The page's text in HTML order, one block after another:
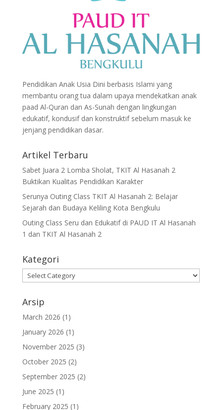
Pendidikan Anak Usia Dini berbasis Islami yang
membantu orang tua dalam upaya mendekatkan anak
paad Al-Quran dan As-Sunah dengan lingkungan
edukatif, kondusif dan konstruktif sebelum masuk ke
jenjang pendidikan dasar.
Artikel Terbaru
Sabet Juara 2 Lomba Sholat, TKIT Al Hasanah 2
Buktikan Kualitas Pendidikan Karakter
Serunya Outing Class TKIT Al Hasanah 2: Belajar
Sejarah dan Budaya Keliling Kota Bengkulu
Outing Class Seru dan Edukatif di PAUD IT Al Hasanah
1 dan TKIT Al Hasanah 2
Kategori
Arsip
March 2026 (1)
January 2026 (1)
November 2025 (3)
October 2025 (2)
September 2025 (2)
June 2025 (1)
February 2025 (1)